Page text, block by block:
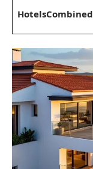
HotelsCombined